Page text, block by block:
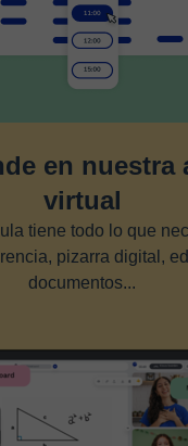
en nuestra
virtual
tiene todo lo que
pizarra digital,
documentos...